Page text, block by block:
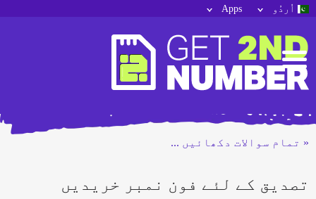
اُردُو Apps
« تمام سوالات دکھائیں ...
تصدیق کے لئے فون نمبر خریدیں